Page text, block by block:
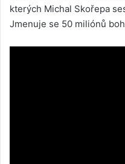
kterých Michal Skořepa
Jmenuje se 50 miliónů